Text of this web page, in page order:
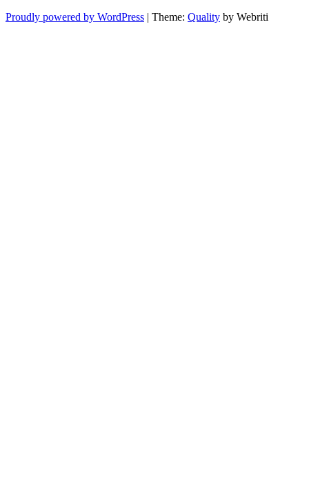
Proudly powered by WordPress | Theme: Quality by Webriti